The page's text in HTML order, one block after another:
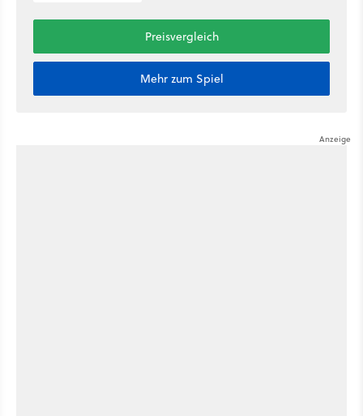
Preisvergleich
Mehr zum Spiel